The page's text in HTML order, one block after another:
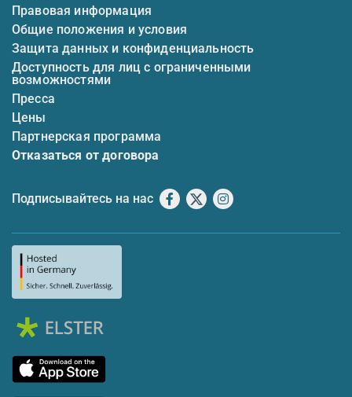
Правовая информация
Общие положения и условия
Защита данных и конфиденциальность
Доступность для лиц с ограниченными
возможностями
Пресса
Цены
Партнерская программа
Отказаться от договора
Подписывайтесь на нас Facebook
X Instagram